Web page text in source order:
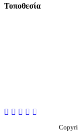
Τοποθεσία